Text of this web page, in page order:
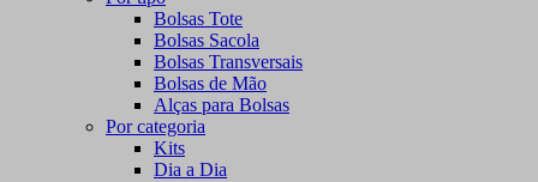
Bolsas Tote
Bolsas Sacola
Bolsas Transversais
Bolsas de Mão
Alças para Bolsas
Por categoria
Kits
Dia a Dia